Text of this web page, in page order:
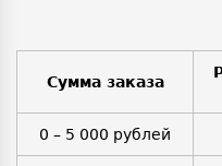
Сумма заказа
0 – 5 000 рублей